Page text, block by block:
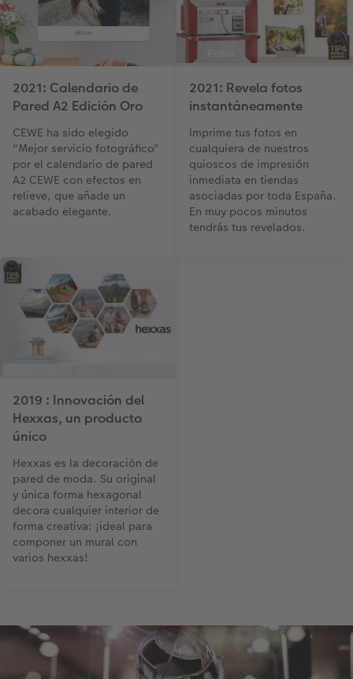
2021: Calendario de
Pared A2 Edición Oro
CEWE ha sido elegido
"Mejor servicio fotográfico"
por el calendario de pared
A2 CEWE con efectos en
relieve, que añade un
acabado elegante.
2021: Revela fotos
instantáneamente
Imprime tus fotos en
cualquiera de nuestros
quioscos de impresión
inmediata en tiendas
asociadas por toda España.
En muy pocos minutos
tendrás tus revelados.
2019 : Innovación del
Hexxas, un producto
único
Hexxas es la decoración de
pared de moda. Su original
y única forma hexagonal
decora cualquier interior de
forma creativa: ¡ideal para
componer un mural con
varios hexxas!